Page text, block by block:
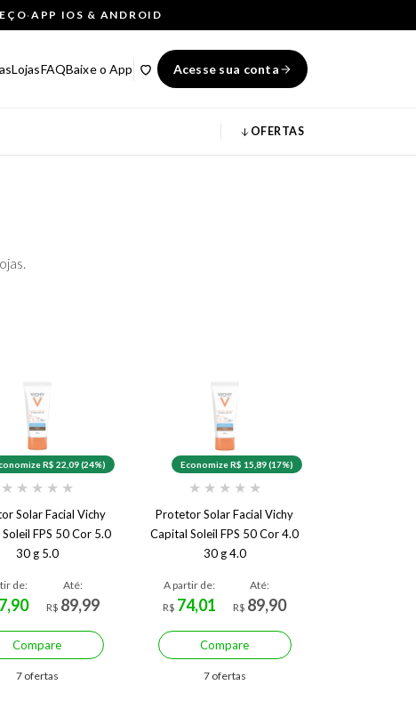
·APP IOS & ANDROID
LojasFAQBaixe o App Acesse sua conta
OFERTAS
R$ 22,09 (24%)
★ ★ ★ ★ ★
Solar Facial Vichy
FPS 50 Cor 5.0
30 g 5.0
de:
Até:
R$ 89,99
Compare
7 ofertas
Economize R$ 15,89 (17%)
★ ★ ★ ★ ★
Protetor Solar Facial Vichy
Capital Soleil FPS 50 Cor 4.0
30 g 4.0
A partir de:
R$ 74,01
Até:
R$ 89,90
Compare
7 ofertas